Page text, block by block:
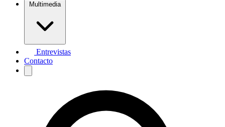
Multimedia
Entrevistas
Contacto